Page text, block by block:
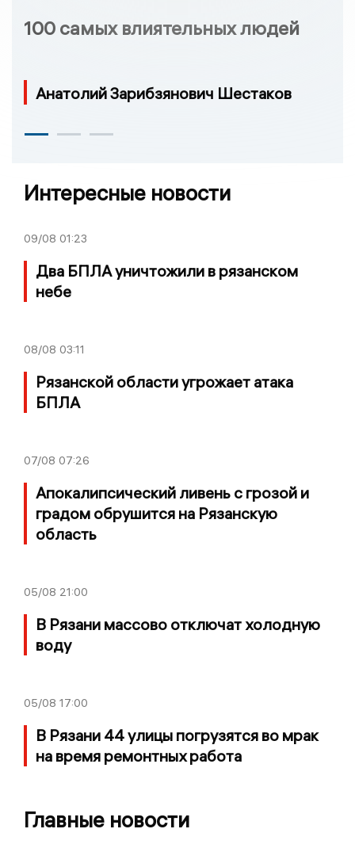
100 самых влиятельных людей
Анатолий Зарибзянович Шестаков
Интересные новости
09/08 01:23
Два БПЛА уничтожили в рязанском
небе
08/08 03:11
Рязанской области угрожает атака
БПЛА
07/08 07:26
Апокалипсический ливень с грозой и
градом обрушится на Рязанскую
область
05/08 21:00
В Рязани массово отключат холодную
воду
05/08 17:00
В Рязани 44 улицы погрузятся во мрак
на время ремонтных работа
Главные новости